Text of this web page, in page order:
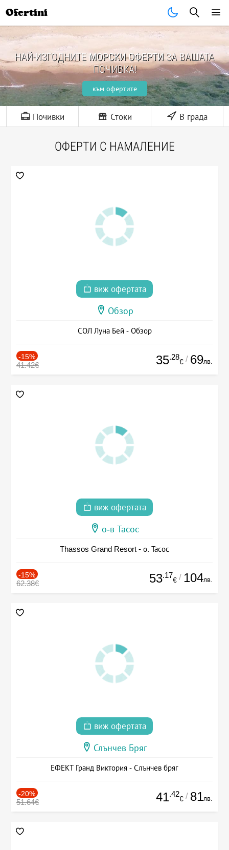
Ofertini
НАЙ-ИЗГОДНИТЕ МОРСКИ ОФЕРТИЗА ВАШАТА
ПОЧИВКА!
към офертите
Почивки Стоки В града
ОФЕРТИ С НАМАЛЕНИЕ
виж офертата
Обзор
СОЛ Луна Бей - Обзор
-15%
41.42€ 35.28
€ / 69лв.
виж офертата
о-в Тасос
Thassos Grand Resort - о. Тасос
-15%
62.38€ 53.17
€ / 104лв.
виж офертата
Слънчев Бряг
ЕФЕКТ Гранд Виктория - Слънчев бряг
-20%
51.64€ 41.42
€ / 81лв.